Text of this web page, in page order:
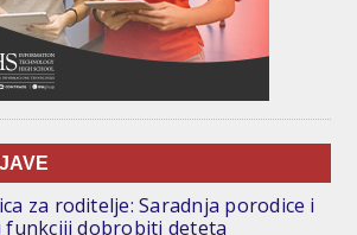
za roditelje: Saradnja porodice i
funkciji dobrobiti deteta